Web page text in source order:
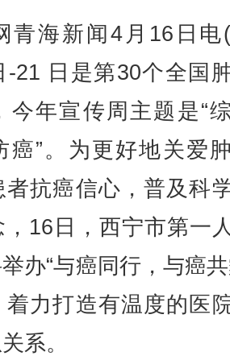
海新闻4月16日电
-21 日是第30个全国
今年宣传周主题是“
癌”。为更好地关爱
者抗癌信心，普及科
16日，西宁市第一
办“与癌同行，与癌
着力打造有温度的医
系。